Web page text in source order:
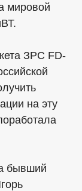
мировой
ЗРС FD-
на эту
бывший